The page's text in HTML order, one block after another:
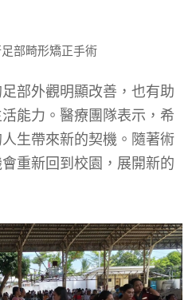
部畸形矯正手術
部外觀明顯改善，也有助
能力。醫療團隊表示，希
生帶來新的契機。隨著術
重新回到校園，展開新的